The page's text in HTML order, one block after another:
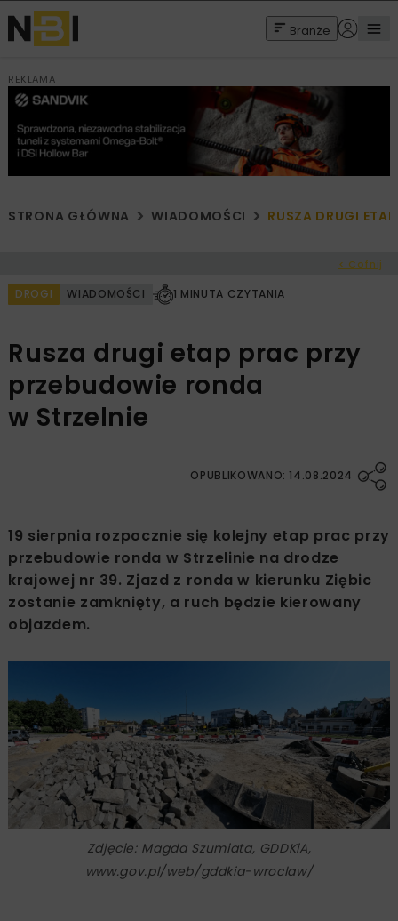
Branże
REKLAMA
STRONA GŁÓWNA WIADOMOŚCI RUSZA DRUGI
< Cofnij
DROGI WIADOMOŚCI 1 MINUTA CZYTANIA
Rusza drugi etap prac przy
przebudowie ronda
w Strzelnie
OPUBLIKOWANO: 14.08.2024
19 sierpnia rozpocznie się kolejny etap prac przy
przebudowie ronda w Strzelinie na drodze
krajowej nr 39. Zjazd z ronda w kierunku Ziębic
zostanie zamknięty, a ruch będzie kierowany
objazdem.
Zdjęcie: Magda Szumiata, GDDKiA,
www.gov.pl/web/gddkia-wroclaw/